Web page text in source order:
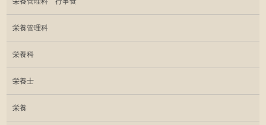
栄養管理科
栄養科
栄養士
栄養